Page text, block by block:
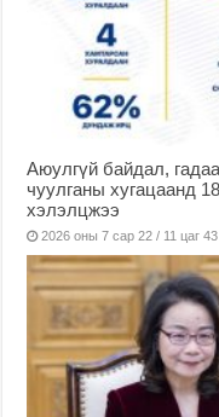
Аюулгүй байдал,
чуулганы хугацаанд
хэлэлцжээ
2026 оны 7 сар 22 / 11 цаг